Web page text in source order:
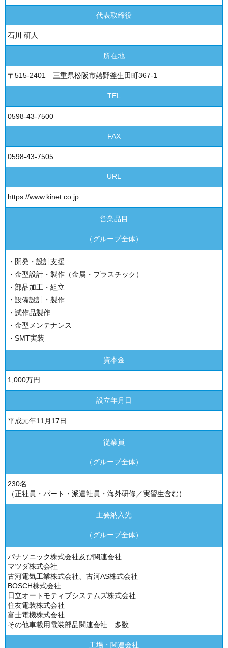
代表取締役
石川 研人
所在地
〒515-2401 三重県松阪市嬉野釜生田町367-1
TEL
0598-43-7500
FAX
0598-43-7505
URL
https://www.kinet.co.jp
営業品目
（グループ全体）
・開発・設計支援
・金型設計・製作（金属・プラスチック）
・部品加工・組立
・設備設計・製作
・試作品製作
・金型メンテナンス
・SMT実装
資本金
1,000万円
設立年月日
平成元年11月17日
従業員
（グループ全体）
230名
（正社員・パート・派遣社員・海外研修／実習生含む）
主要納入先
（グループ全体）
パナソニック株式会社及び関連会社
マツダ株式会社
古河電気工業株式会社、古河AS株式会社
BOSCH株式会社
日立オートモティブシステムズ株式会社
住友電装株式会社
富士電機株式会社
その他車載用電装部品関連会社 多数
工場・関連会社